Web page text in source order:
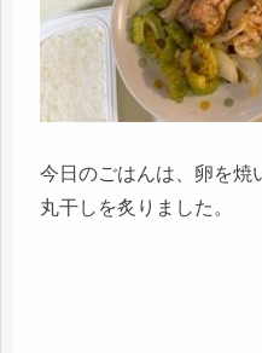
今日のごはんは、卵を焼
丸干しを炙りました。